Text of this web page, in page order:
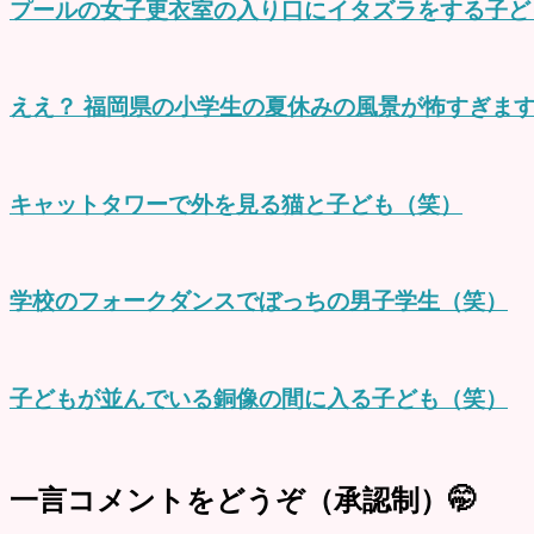
プールの女子更衣室の入り口にイタズラをする子ど
ええ？ 福岡県の小学生の夏休みの風景が怖すぎま
キャットタワーで外を見る猫と子ども（笑）
学校のフォークダンスでぼっちの男子学生（笑）
子どもが並んでいる銅像の間に入る子ども（笑）
一言コメントをどうぞ（承認制）🤭